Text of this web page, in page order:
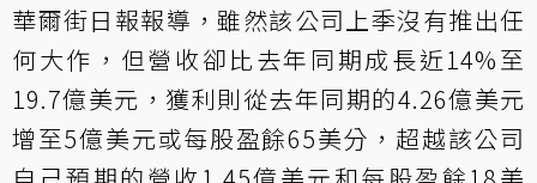
華爾街日報報導，雖然該公司上季沒有推出任
何大作，但營收卻比去年同期成長近14%至
19.7億美元，獲利則從去年同期的4.26億美元
增至5億美元或每股盈餘65美分，超越該公司